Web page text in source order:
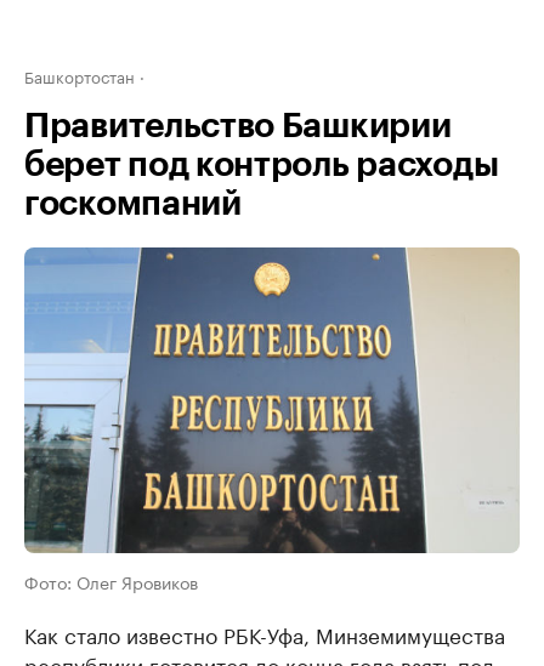
Башкортостан
Правительство Башкирии
берет под контроль расходы
госкомпаний
Фото: Олег Яровиков
Как стало известно РБК-Уфа, Минземимущества